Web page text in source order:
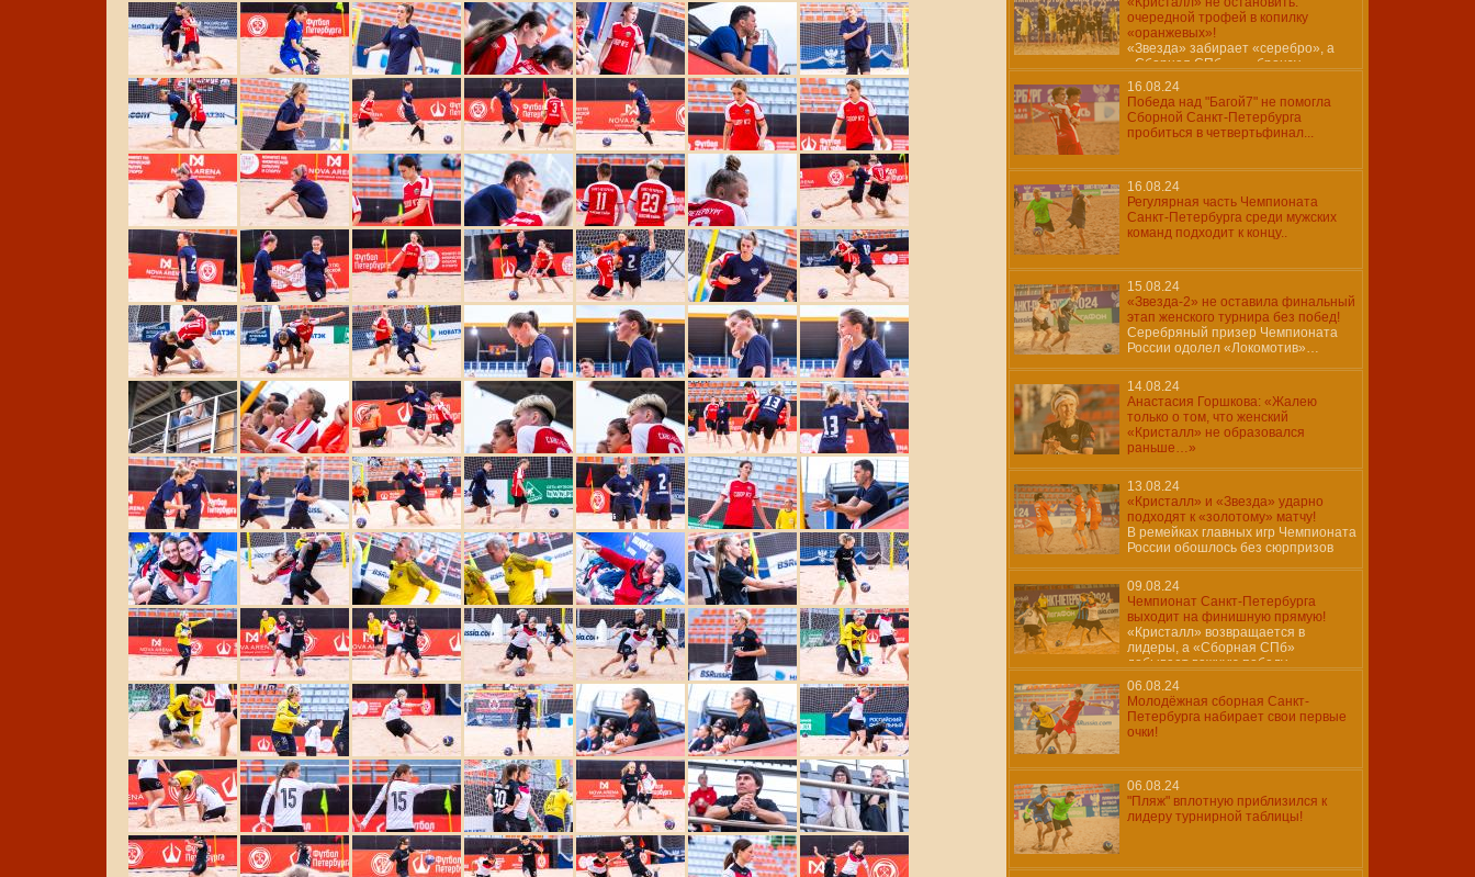
очередной трофей в копилку
«оранжевых»!
«Звезда» забирает «серебро», а
«Сборная СПб» — «бронзу»
16.08.24
Победа над "Багой7" не помогла
Сборной Санкт-Петербурга
пробиться в четвертьфинал...
16.08.24
Регулярная часть Чемпионата
Санкт-Петербурга среди мужских
команд подходит к концу..
15.08.24
«Звезда-2» не оставила финальный
этап женского турнира без побед!
Серебряный призер Чемпионата
России одолел «Локомотив»…
14.08.24
Анастасия Горшкова: «Жалею
только о том, что женский
«Кристалл» не образовался
раньше…»
13.08.24
«Кристалл» и «Звезда» ударно
подходят к «золотому» матчу!
В ремейках главных игр Чемпионата
России обошлось без сюрпризов
09.08.24
Чемпионат Санкт-Петербурга
выходит на финишную прямую!
«Кристалл» возвращается в
лидеры, а «Сборная СПб»
добывает важную победу…
06.08.24
Молодёжная сборная Санкт-
Петербурга набирает свои первые
очки!
06.08.24
"Пляж" вплотную приблизился к
лидеру турнирной таблицы!